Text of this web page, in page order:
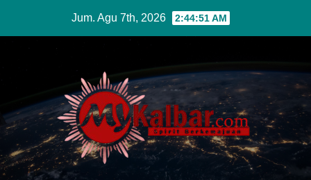
Jum. Agu 7th, 2026 2:44:52 AM